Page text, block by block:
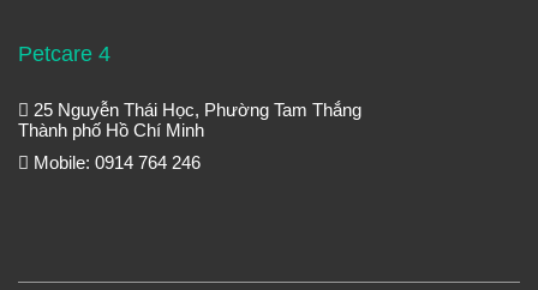
Petcare 4
25 Nguyễn Thái Học, Phường Tam Thắng
Thành phố Hồ Chí Minh
Mobile: 0914 764 246